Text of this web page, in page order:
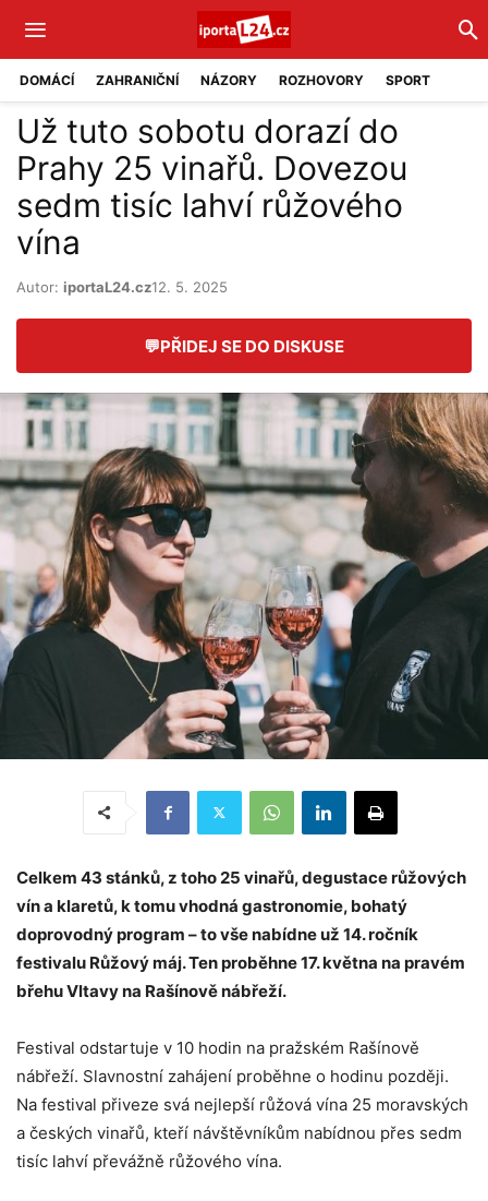
DOMÁCÍ ZAHRANIČNÍ NÁZORY ROZHOVORY SPORT
Už tuto sobotu dorazí do
Prahy 25 vinařů. Dovezou
sedm tisíc lahví růžového
vína
Autor: iportaL24.cz12. 5. 2025
💬PŘIDEJ SE DO DISKUSE
Celkem 43 stánků, z toho 25 vinařů, degustace růžových
vín a klaretů, k tomu vhodná gastronomie, bohatý
doprovodný program – to vše nabídne už 14. ročník
festivalu Růžový máj. Ten proběhne 17. května na pravém
břehu Vltavy na Rašínově nábřeží.
Festival odstartuje v 10 hodin na pražském Rašínově
nábřeží. Slavnostní zahájení proběhne o hodinu později.
Na festival přiveze svá nejlepší růžová vína 25 moravských
a českých vinařů, kteří návštěvníkům nabídnou přes sedm
tisíc lahví převážně růžového vína.